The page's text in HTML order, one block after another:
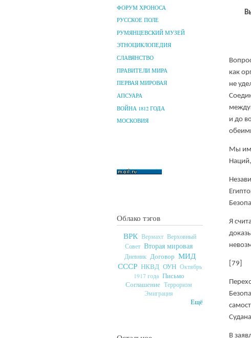
ФОРУМ ХРОНОСА
РУССКОЕ ПОЛЕ
РУМЯНЦЕВСКИЙ МУЗЕЙ
ЭТНОЦИКЛОПЕДИЯ
СЛАВЯНСТВО
ПРАВИТЕЛИ МИРА
ПЕРВАЯ МИРОВАЯ
АПСУАРА
ВОЙНА 1812 ГОДА
МОСКОВИЯ
Облако тэгов
ВРК Вермахт Верховный
Совет Вторая мировая
Дневник Договор МИД
СССР НКВД ОУН Октябрь
1917 года Письмо
Соглашение Терроризм
Эмиграция
Ещё
как
не
и до
Мы
Я
[79]
В